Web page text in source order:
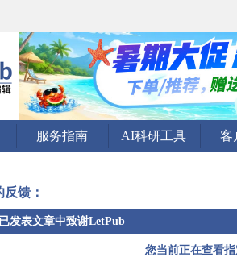
服务指南 AI科研工具 客
馈：
已发表文章中致谢LetPub
您当前正在查看